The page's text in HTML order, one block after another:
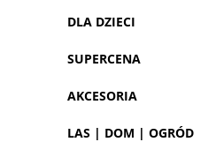
DLA DZIECI
SUPERCENA
AKCESORIA
LAS | DOM | OGRÓD